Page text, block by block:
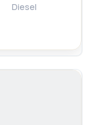
Diesel